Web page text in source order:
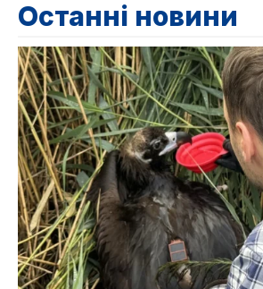
Останні новини